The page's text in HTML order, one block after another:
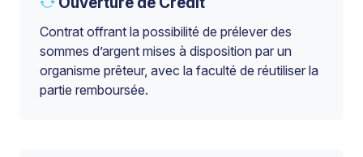
Contrat offrant la possibilité de prélever des
sommes d’argent mises à disposition par un
organisme prêteur, avec la faculté de réutiliser la
partie remboursée.